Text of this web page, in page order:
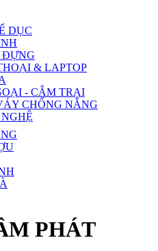
DỤC
ĐỰNG
& LAPTOP
- CẮM TRẠI
CHỐNG NẮNG
PHÁT